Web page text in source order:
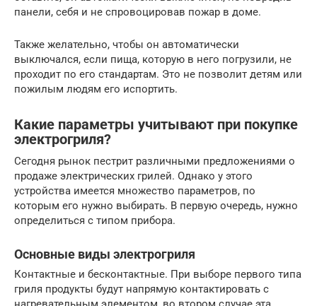
панели, себя и не спровоцировав пожар в доме.
Также желательно, чтобы он автоматически
выключался, если пища, которую в него погрузили, не
проходит по его стандартам. Это не позволит детям или
пожилым людям его испортить.
Какие параметры учитывают при покупке
электрогриля?
Сегодня рынок пестрит различными предложениями о
продаже электрических грилей. Однако у этого
устройства имеется множество параметров, по
которым его нужно выбирать. В первую очередь, нужно
определиться с типом прибора.
Основные виды электрогриля
Контактные и бесконтактные. При выборе первого типа
гриля продукты будут напрямую контактировать с